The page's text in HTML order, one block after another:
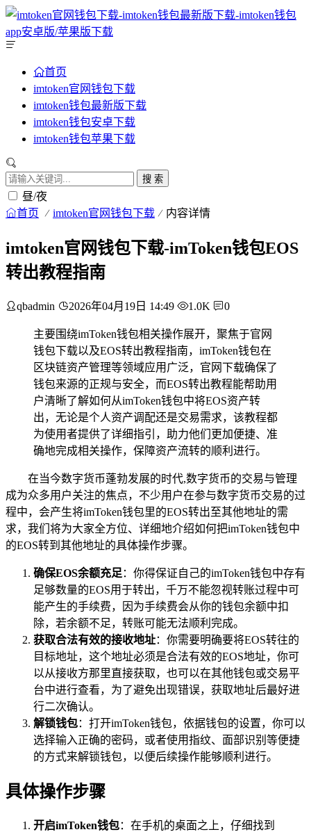
首页
imtoken官网钱包下载
imtoken钱包最新版下载
imtoken钱包安卓下载
imtoken钱包苹果下载
搜 索
昼/夜
首页 imtoken官网钱包下载 内容详情
imtoken官网钱包下载-imToken钱包EOS
转出教程指南
qbadmin 2026年04月19日 14:49 1.0K 0
主要围绕imToken钱包相关操作展开，聚焦于官网
钱包下载以及EOS转出教程指南，imToken钱包在
区块链资产管理等领域应用广泛，官网下载确保了
钱包来源的正规与安全，而EOS转出教程能帮助用
户清晰了解如何从imToken钱包中将EOS资产转
出，无论是个人资产调配还是交易需求，该教程都
为使用者提供了详细指引，助力他们更加便捷、准
确地完成相关操作，保障资产流转的顺利进行。
在当今数字货币蓬勃发展的时代,数字货币的交易与管理
成为众多用户关注的焦点，不少用户在参与数字货币交易的过
程中，会产生将imToken钱包里的EOS转出至其他地址的需
求，我们将为大家全方位、详细地介绍如何把imToken钱包中
的EOS转到其他地址的具体操作步骤。
确保EOS余额充足 ：你得保证自己的imToken钱包中存有
足够数量的EOS用于转出，千万不能忽视转账过程中可
能产生的手续费，因为手续费会从你的钱包余额中扣
除，若余额不足，转账可能无法顺利完成。
获取合法有效的接收地址：你需要明确要将EOS转往的
目标地址，这个地址必须是合法有效的EOS地址，你可
以从接收方那里直接获取，也可以在其他钱包或交易平
台中进行查看，为了避免出现错误，获取地址后最好进
行二次确认。
解锁钱包：打开imToken钱包，依据钱包的设置，你可以
选择输入正确的密码，或者使用指纹、面部识别等便捷
的方式来解锁钱包，以便后续操作能够顺利进行。
具体操作步骤
开启imToken钱包：在手机的桌面之上，仔细找到